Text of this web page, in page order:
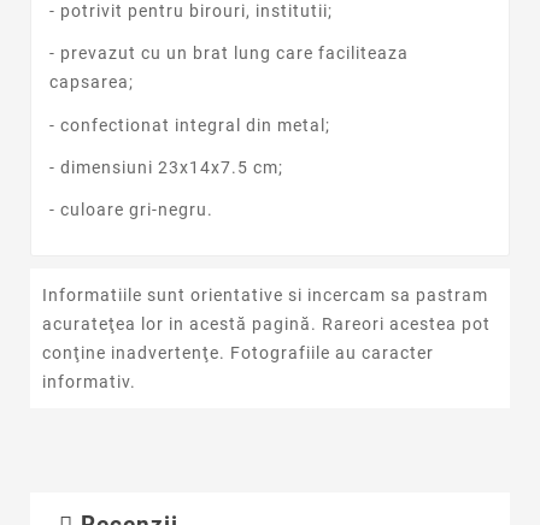
- potrivit pentru birouri, institutii;
- prevazut cu un brat lung care faciliteaza
capsarea;
- confectionat integral din metal;
- dimensiuni 23x14x7.5 cm;
- culoare gri-negru.
Informatiile sunt orientative si incercam sa pastram
acurateţea lor in acestă pagină. Rareori acestea pot
conţine inadvertenţe. Fotografiile au caracter
informativ.